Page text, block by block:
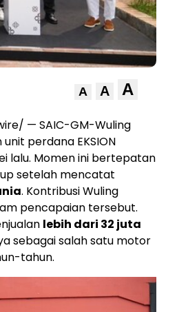
A A A
— SAIC-GM-Wuling
perdana EKSION
lalu. Momen ini bertepatan
setelah mencatat
. Kontribusi Wuling
pencapaian tersebut.
lebih dari 32 juta
sebagai salah satu motor
tahun.